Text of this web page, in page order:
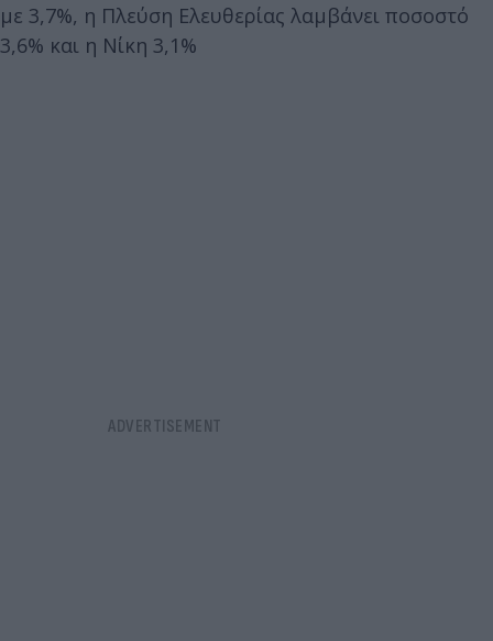
με 3,7%, η Πλεύση Ελευθερίας λαμβάνει ποσοστό
3,6% και η Νίκη 3,1%